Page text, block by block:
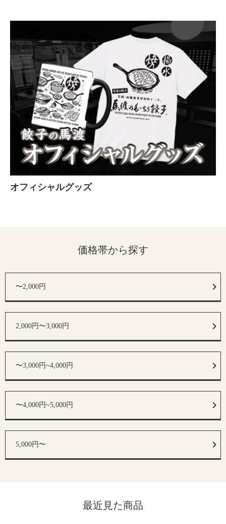
オフィシャルグッズ
価格帯から探す
〜2,000円
2,000円〜3,000円
〜3,000円~4,000円
〜4,000円~5,000円
5,000円〜
最近見た商品